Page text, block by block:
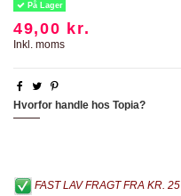
På Lager
49,00 kr.
Inkl. moms
Hvorfor handle hos Topia?
FAST LAV FRAGT FRA KR. 25